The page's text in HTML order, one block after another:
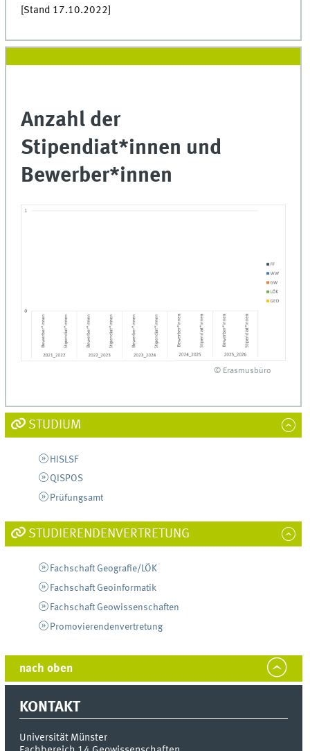
[Stand 17.10.2022]
Anzahl der
Stipendiat*innen und
Bewerber*innen
© Erasmusbüro
STUDIUM
HISLSF
QISPOS
Prüfungsamt
STUDIERENDENVERTRETUNG
Fachschaft Geografie/LÖK
Fachschaft Geoinformatik
Fachschaft Geowissenschaften
Promovierendenvertretung
nach oben
KONTAKT
Universität Münster